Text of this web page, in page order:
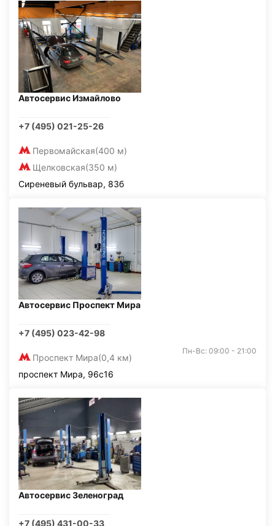
Автосервис Измайлово
+7 (495) 021-25-26
Первомайская(400 м)
Щелковская(350 м)
Сиреневый бульвар, 83б
Автосервис Проспект Мира
+7 (495) 023-42-98
Проспект Мира(0,4 км)
Пн-Вс: 09:00 - 21:00
проспект Мира, 96с16
Автосервис Зеленоград
+7 (495) 431-00-33